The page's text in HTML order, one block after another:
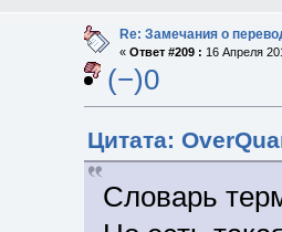
Re: Замечания о
« Ответ #209 : 16 Апреля
(−)0
Цитата:
Словарь